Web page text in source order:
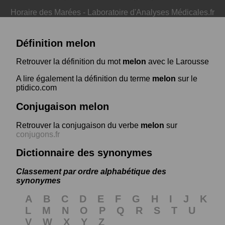
Horaire des Marées - Laboratoire d'Analyses Médicales.fr
Définition melon
Retrouver la définition du mot melon avec le Larousse
A lire également la définition du terme melon sur le
ptidico.com
Conjugaison melon
Retrouver la conjugaison du verbe melon sur
conjugons.fr
Dictionnaire des synonymes
Classement par ordre alphabétique des
synonymes
A B C D E F G H I J
K
L
M N O P Q R S T
U
V
W X Y Z